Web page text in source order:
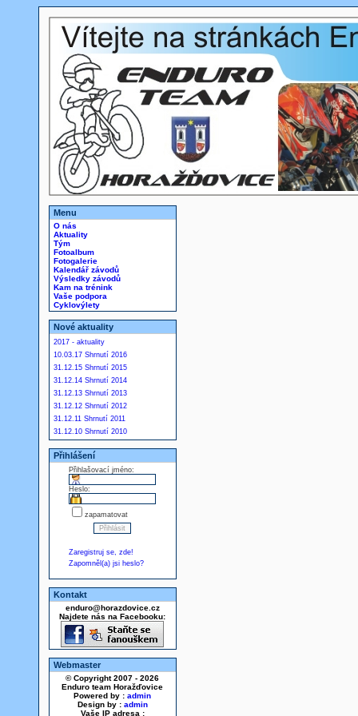
Menu
O nás
Aktuality
Tým
Fotoalbum
Fotogalerie
Kalendář závodů
Výsledky závodů
Kam na trénink
Vaše podpora
Cyklovýlety
Nové aktuality
2017 - aktuality
10.03.17 Shrnutí 2016
31.12.15 Shrnutí 2015
31.12.14 Shrnutí 2014
31.12.13 Shrnutí 2013
31.12.12 Shrnutí 2012
31.12.11 Shrnutí 2011
31.12.10 Shrnutí 2010
Přihlášení
Přihlašovací jméno:
Heslo:
zapamatovat
Zaregistruj se, zde!
Zapomněl(a) jsi heslo?
Kontakt
enduro@horazdovice.cz
Najdete nás na Facebooku:
Webmaster
© Copyright 2007 - 2026
Enduro team Horažďovice
Powered by : admin
Design by : admin
Vaše IP adresa :